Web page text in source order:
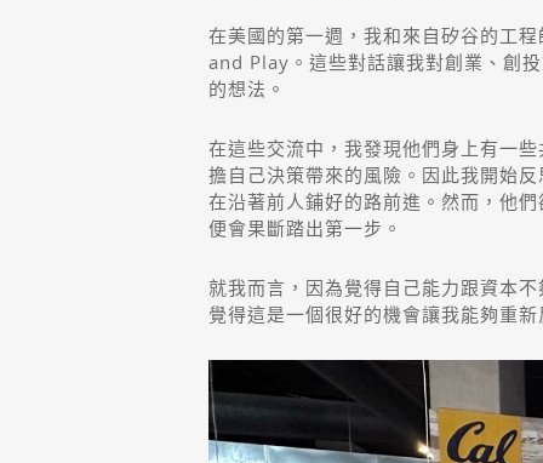
在美國的第一週，我和來自矽谷的工
and Play。這些對話讓我對創業、創
的想法。
在這些交流中，我發現他們身上有一
擔自己決策帶來的風險。因此我開始
在沿著前人鋪好的路前進。然而，他
便會果斷踏出第一步。
就我而言，因為覺得自己能力跟資本
覺得這是一個很好的機會讓我能夠重